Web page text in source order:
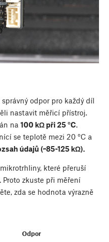
odpor pro každý díl
nastavit měřicí přístroj.
na 100 kΩ při 25 °C.
se teplotě mezi 20 °C a
údajů (~85-125 kΩ).
které přeruší
zkuste při měření
zda se hodnota výrazně
Odpor